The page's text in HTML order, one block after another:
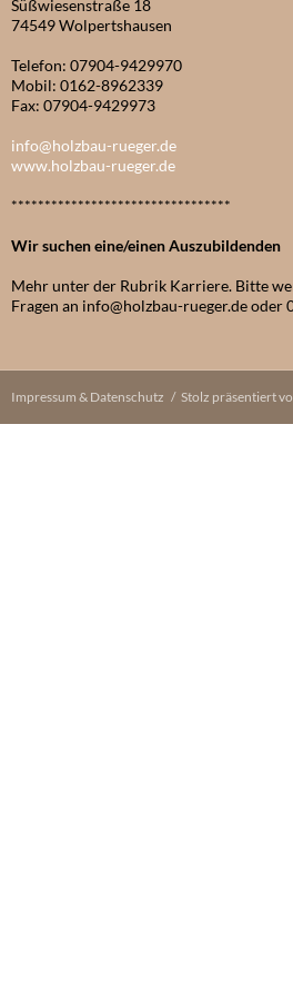
Süßwiesenstraße 18
74549 Wolpertshausen
Telefon: 07904-9429970
Mobil: 0162-8962339
Fax: 07904-9429973
info@holzbau-rueger.de
www.holzbau-rueger.de
*********************************
Wir suchen eine/einen Auszubildenden
Mehr unter der Rubrik Karriere. Bitte
Fragen an info@holzbau-rueger.de oder
Impressum & Datenschutz Stolz präsentiert